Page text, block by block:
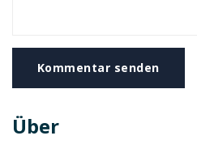
Kommentar senden
Über